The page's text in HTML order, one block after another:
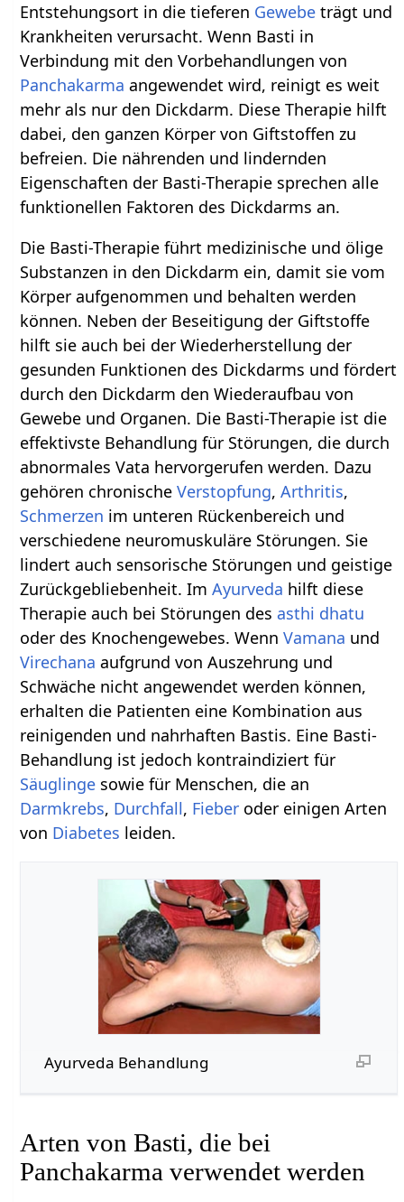
Entstehungsort in die tieferen Gewebe trägt und
Krankheiten verursacht. Wenn Basti in
Verbindung mit den Vorbehandlungen von
Panchakarma angewendet wird, reinigt es weit
mehr als nur den Dickdarm. Diese Therapie hilft
dabei, den ganzen Körper von Giftstoffen zu
befreien. Die nährenden und lindernden
Eigenschaften der Basti-Therapie sprechen alle
funktionellen Faktoren des Dickdarms an.
Die Basti-Therapie führt medizinische und ölige
Substanzen in den Dickdarm ein, damit sie vom
Körper aufgenommen und behalten werden
können. Neben der Beseitigung der Giftstoffe
hilft sie auch bei der Wiederherstellung der
gesunden Funktionen des Dickdarms und fördert
durch den Dickdarm den Wiederaufbau von
Gewebe und Organen. Die Basti-Therapie ist die
effektivste Behandlung für Störungen, die durch
abnormales Vata hervorgerufen werden. Dazu
gehören chronischeVerstopfung,Arthritis,
Schmerzen im unteren Rückenbereich und
verschiedene neuromuskuläre Störungen. Sie
lindert auch sensorische Störungen und geistige
Zurückgebliebenheit. ImAyurveda hilft diese
Therapie auch bei Störungen des asthi dhatu
oder des Knochengewebes. WennVamana und
Virechana aufgrund von Auszehrung und
Schwäche nicht angewendet werden können,
erhalten die Patienten eine Kombination aus
reinigenden und nahrhaften Bastis. Eine Basti-
Behandlung ist jedoch kontraindiziert für
Säuglinge sowie für Menschen, die an
Darmkrebs, Durchfall, Fieber oder einigen Arten
von Diabetes leiden.
Ayurveda Behandlung
Arten von Basti, die bei
Panchakarma verwendet werden